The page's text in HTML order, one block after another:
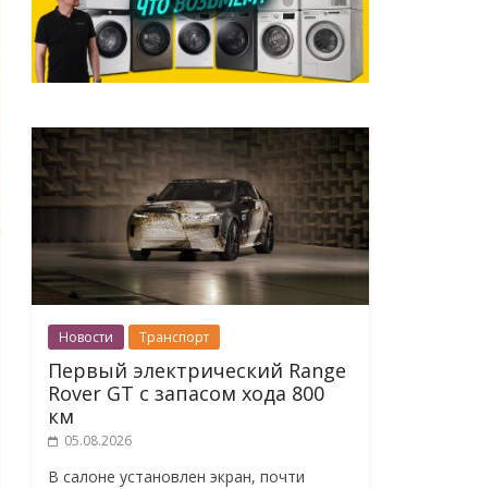
Новости Транспорт
Первый электрический Range
Rover GT с запасом хода 800
км
05.08.2026
В салоне установлен экран, почти